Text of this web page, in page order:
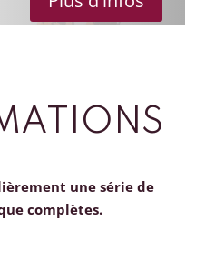
une série de
complètes.